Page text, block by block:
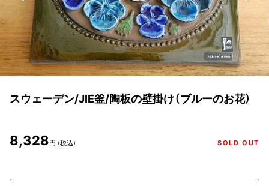
スウェーデン/JIE釜/陶板の壁掛け（ブルーのお花）
8,328円 (税込) SOLD OUT